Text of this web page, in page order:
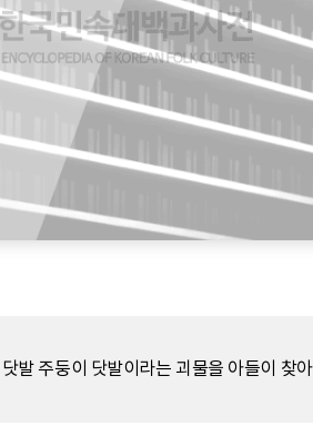
발 주둥이 닷발이라는 괴물을 아들이 찾